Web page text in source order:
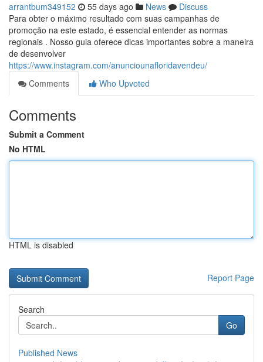
arrantbum349152 55 days ago News
Discuss
Para obter o máximo resultado com suas campanhas de
promoção na este estado, é essencial entender as normas
regionais . Nosso guia oferece dicas importantes sobre a maneira
de desenvolver
https://www.instagram.com/anunciounafloridavendeu/
Comments
Who Upvoted
Comments
Submit a Comment
No HTML
HTML is disabled
Report Page
Search
Go
Published News